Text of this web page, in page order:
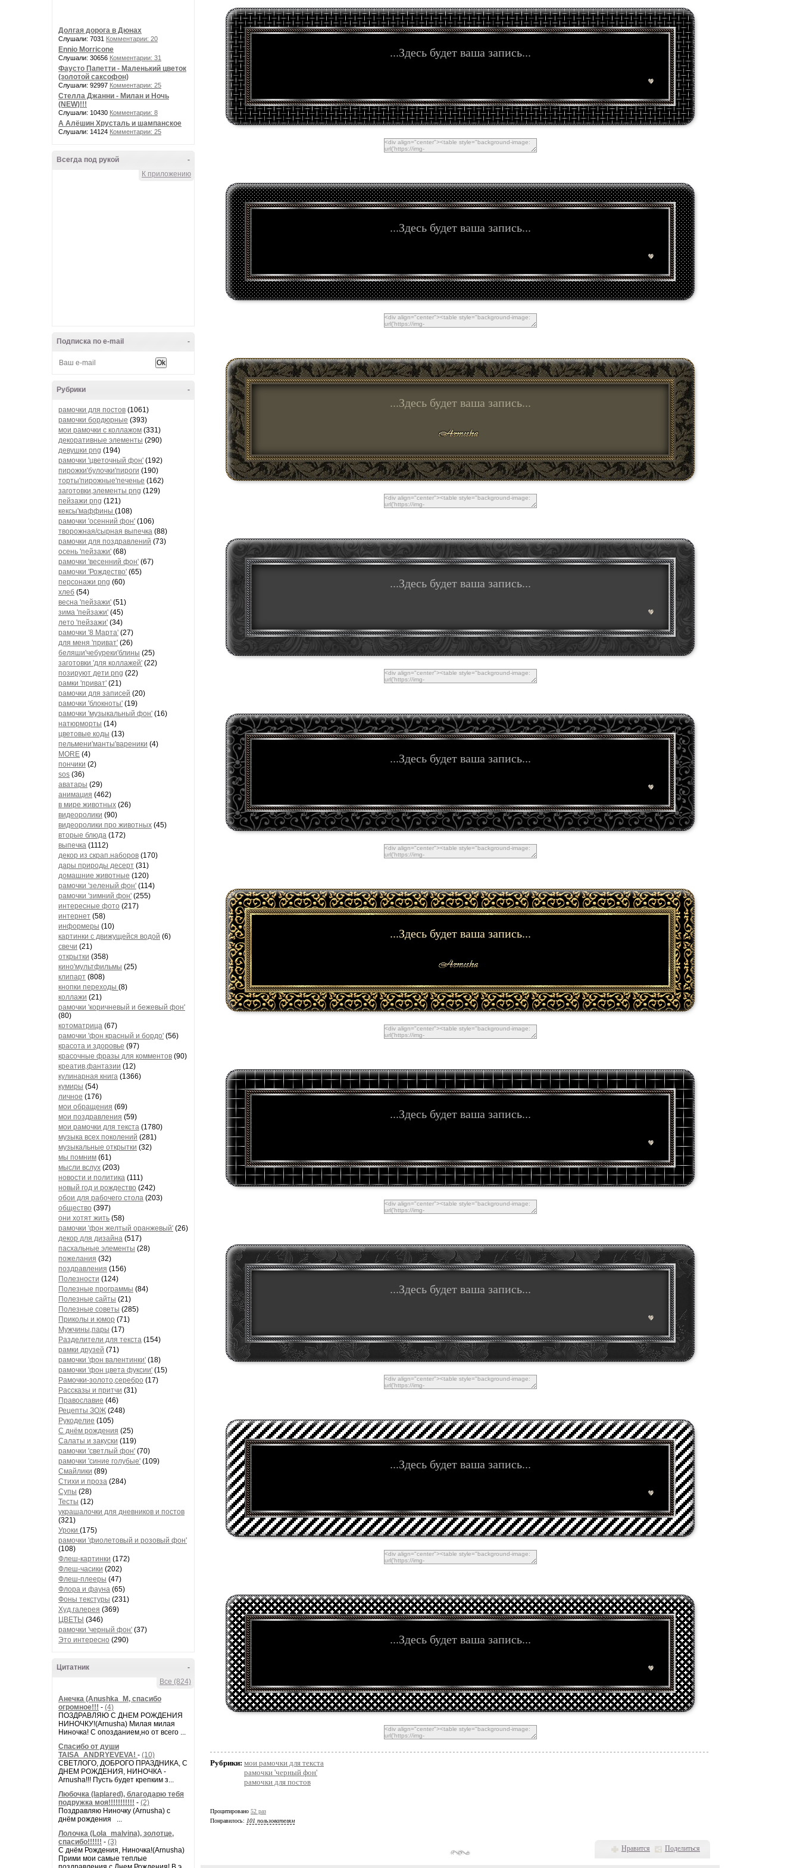
Долгая дорога в Дюнах
Слушали: 7031 Комментарии: 20
Ennio Morricone
Слушали: 30656 Комментарии: 31
Фаусто Папетти - Маленький цветок
(золотой саксофон)
Слушали: 92997 Комментарии: 25
Стелла Джанни - Милан и Ночь
(NEW)!!!
Слушали: 10430 Комментарии: 8
А Алёшин Хрусталь и шампанское
Слушали: 14124 Комментарии: 25
-
Всегда под рукой
К приложению
-
Подписка по e-mail
-
Рубрики
рамочки для постов (1061)
рамочки бордюрные (393)
мои рамочки с коллажом (331)
декоративные элементы (290)
девушки png (194)
рамочки 'цветочный фон' (192)
пирожки'булочки'пироги (190)
торты'пирожные'печенье (162)
заготовки,элементы png (129)
пейзажи png (121)
кексы'маффины (108)
рамочки 'осенний фон' (106)
творожная/сырная выпечка (88)
рамочки для поздравлений (73)
осень 'пейзажи' (68)
рамочки 'весенний фон' (67)
рамочки 'Рождество' (65)
персонажи png (60)
хлеб (54)
весна 'пейзажи' (51)
зима 'пейзажи' (45)
лето 'пейзажи' (34)
рамочки '8 Марта' (27)
для меня 'приват' (26)
беляши'чебуреки'блины (25)
заготовки 'для коллажей' (22)
позируют дети png (22)
рамки 'приват' (21)
рамочки для записей (20)
рамочки 'блокноты' (19)
рамочки 'музыкальный фон' (16)
натюрморты (14)
цветовые коды (13)
пельмени'манты'вареники (4)
MORE (4)
пончики (2)
sos (36)
аватары (29)
анимация (462)
в мире животных (26)
видеоролики (90)
видеоролики про животных (45)
вторые блюда (172)
выпечка (1112)
декор из скрап.наборов (170)
дары природы десерт (31)
домашние животные (120)
рамочки 'зеленый фон' (114)
рамочки 'зимний фон' (255)
интересные фото (217)
интернет (58)
информеры (10)
картинки с движущейся водой (6)
свечи (21)
открытки (358)
кино'мультфильмы (25)
клипарт (808)
кнопки переходы (8)
коллажи (21)
рамочки 'коричневый и бежевый фон'
(80)
котоматрица (67)
рамочки 'фон красный и бордо' (56)
красота и здоровье (97)
красочные фразы для комментов (90)
креатив,фантазии (12)
кулинарная книга (1366)
кумиры (54)
личное (176)
мои обращения (69)
мои поздравления (59)
мои рамочки для текста (1780)
музыка всех поколений (281)
музыкальные открытки (32)
мы помним (61)
мысли вслух (203)
новости и политика (111)
новый год и рождество (242)
обои для рабочего стола (203)
общество (397)
они хотят жить (58)
рамочки 'фон желтый оранжевый' (26)
декор для дизайна (517)
пасхальные элементы (28)
пожелания (32)
поздравления (156)
Полезности (124)
Полезные программы (84)
Полезные сайты (21)
Полезные советы (285)
Приколы и юмор (71)
Мужчины,пары (17)
Разделители для текста (154)
рамки друзей (71)
рамочки 'фон валентинки' (18)
рамочки 'фон цвета фуксии' (15)
Рамочки-золото,серебро (17)
Рассказы и притчи (31)
Православие (46)
Рецепты ЗОЖ (248)
Рукоделие (105)
С днём рождения (25)
Салаты и закуски (119)
рамочки 'светлый фон' (70)
рамочки 'синие голубые' (109)
Смайлики (89)
Стихи и проза (284)
Супы (28)
Тесты (12)
украшалочки для дневников и постов
(321)
Уроки (175)
рамочки 'фиолетовый и розовый фон'
(108)
Флеш-картинки (172)
Флеш-часики (202)
Флеш-плееры (47)
Флора и фауна (65)
Фоны текстуры (231)
Худ.галерея (369)
ЦВЕТЫ (346)
рамочки 'черный фон' (37)
Это интересно (290)
-
Цитатник
Все (824)
Анечка (Anushka_M, спасибо
огромное!!! - (4)
ПОЗДРАВЛЯЮ С ДНЕМ РОЖДЕНИЯ
НИНОЧКУ!(Arnusha) Милая милая
Ниночка! С опозданием,но от всего ...
Спасибо от души
TAISA_ANDRYEVEVA! - (10)
СВЕТЛОГО, ДОБРОГО ПРАЗДНИКА, С
ДНЕМ РОЖДЕНИЯ, НИНОЧКА -
Arnusha!!! Пусть будет крепким з...
Любочка (laplared), благодарю тебя
подружка моя!!!!!!!!!!! - (2)
Поздравляю Ниночку (Arnusha) с
днём рождения ...
Лолочка (Lola_malvina), золотце,
спасибо!!!!!! - (3)
С днём Рождения, Ниночка!(Аrnusha)
Прими мои самые теплые
...Здесь будет ваша запись...
...Здесь будет ваша запись...
...Здесь будет ваша запись...
...Здесь будет ваша запись...
...Здесь будет ваша запись...
...Здесь будет ваша запись...
...Здесь будет ваша запись...
...Здесь будет ваша запись...
...Здесь будет ваша запись...
...Здесь будет ваша запись...
Рубрики: мои рамочки для текста
рамочки 'черный фон'
рамочки для постов
Процитировано 52 раз
Понравилось: 101 пользователям
Нравится Поделиться